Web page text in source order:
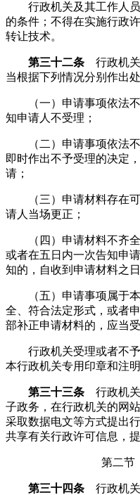
行政机关及其工作人员
的条件；不得在实施行政
转让技术。
第三十二条 行政机关
当根据下列情况分别作出处
（一）申请事项依法不
知申请人不受理；
（二）申请事项依法不
即时作出不予受理的决定
请；
（三）申请材料存在可
请人当场更正；
（四）申请材料不齐全
或者在五日内一次告知申
知的，自收到申请材料之
（五）申请事项属于本
全、符合法定形式，或者
部补正申请材料的，应当
行政机关受理或者不予
本行政机关专用印章和注
第三十三条 行政机关
子政务，在行政机关的网
采取数据电文等方式提出
共享有关行政许可信息，
第二节
第三十四条 行政机关